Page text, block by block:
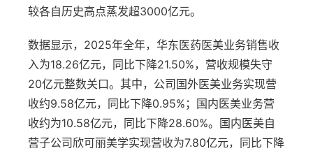
较各自历史高点蒸发超3000亿元。
数据显示，2025年全年，华东医药医美业务销售收
入为18.26亿元，同比下降21.50%，营收规模失守
20亿元整数关口。其中，公司国外医美业务实现营
收约9.58亿元，同比下降0.95%；国内医美业务营
收约为10.58亿元，同比下降28.60%。国内医美自
营子公司欣可丽美学实现营收为7.80亿元，同比下降